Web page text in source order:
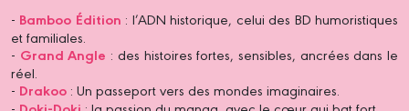
- Bamboo Édition : l’ADN historique, celui des BD humoristiques
et familiales.
- Grand Angle : des histoires fortes, sensibles, ancrées dans le
réel.
- Drakoo : Un passeport vers des mondes imaginaires.